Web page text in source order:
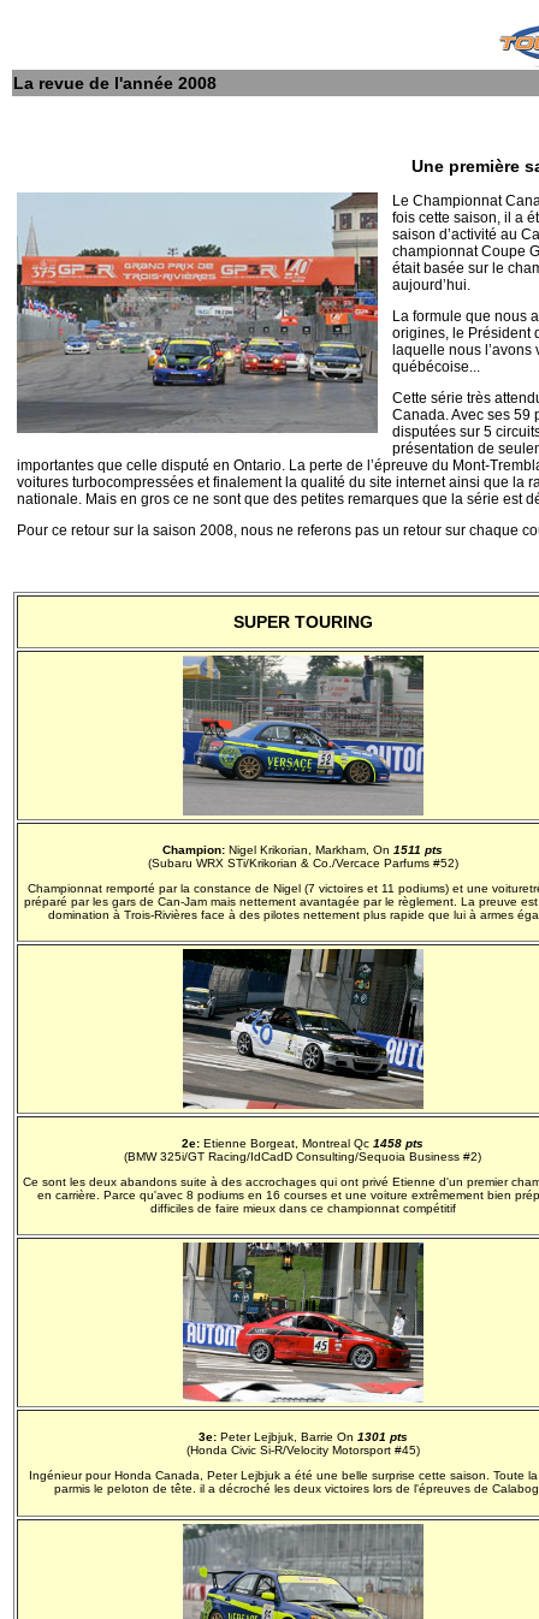
La revue de l'année 2008
Une première
Le Championnat
fois cette saison, il a
saison d’activité au
championnat Coupe
était basée sur le
aujourd’hui.
La formule que nous
origines, le Président
laquelle nous
québécoise...
Cette série très
Canada. Avec ses 59
disputées sur 5
présentation de
importantes que celle disputé en Ontario. La perte de l’épreuve du Mont-
voitures turbocompressées et finalement la qualité du site internet ainsi que la
nationale. Mais en gros ce ne sont que des petites remarques que la série est
Pour ce retour sur la saison 2008, nous ne referons pas un retour sur chaque
SUPER TOURING
Champion: Nigel Krikorian, Markham, On 1511 pts
(Subaru WRX STi/Krikorian & Co./Vercace Parfums #52)
Championnat remporté par la constance de Nigel (7 victoires et 11 podiums) et une
préparé par les gars de Can-Jam mais nettement avantagée par le règlement. La preuve
domination à Trois-Rivières face à des pilotes nettement plus rapide que lui à armes
2e: Etienne Borgeat, Montreal Qc 1458 pts
(BMW 325i/GT Racing/IdCadD Consulting/Sequoia Business #2)
Ce sont les deux abandons suite à des accrochages qui ont privé Etienne d'un premier
en carrière. Parce qu'avec 8 podiums en 16 courses et une voiture extrêmement bien
difficiles de faire mieux dans ce championnat compétitif
3e:Peter Lejbjuk, Barrie On 1301 pts
(Honda Civic Si-R/Velocity Motorsport #45)
Ingénieur pour Honda Canada, Peter Lejbjuk a été une belle surprise cette saison. Toute
parmis le peloton de tête. il a décroché les deux victoires lors de l'épreuves de